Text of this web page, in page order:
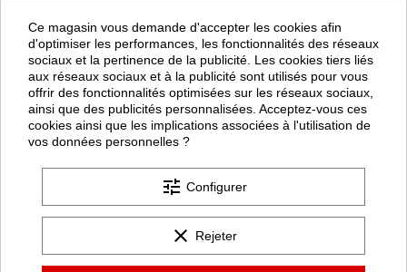
Recevez toutes les promotions en exclusivité en vous inscrivant à
la newsletter
OK
Les formulaires de ce site sont protégés par google Recaptcha (
politique de confidentialitéetconditions d'utilisation).
Ce magasin vous demande d'accepter les cookies afin
d'optimiser les performances, les fonctionnalités des réseaux
sociaux et la pertinence de la publicité. Les cookies tiers liés
aux réseaux sociaux et à la publicité sont utilisés pour vous
offrir des fonctionnalités optimisées sur les réseaux sociaux,
ainsi que des publicités personnalisées. Acceptez-vous ces
cookies ainsi que les implications associées à l'utilisation de
vos données personnelles ?
tune Configurer
clear Rejeter